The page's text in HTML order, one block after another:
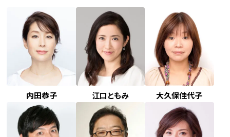
内田恭子 江口ともみ 大久保佳代子